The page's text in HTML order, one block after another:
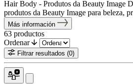
Hair Body - Produtos da Beauty Image
produtos da Beauty Image para beleza,
Más información
63 productos
Ordenar
Filtrar resultados (0)